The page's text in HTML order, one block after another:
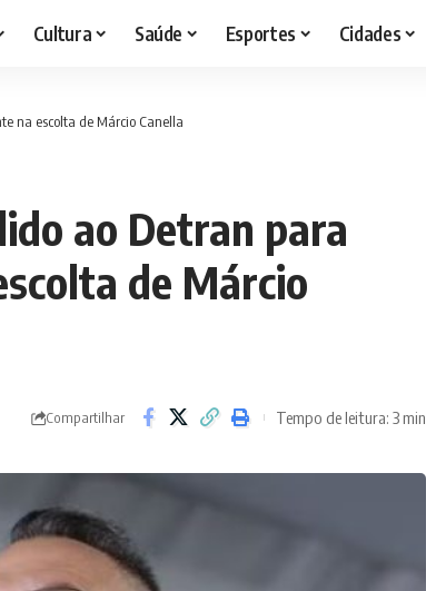
Cultura Saúde Esportes Cidades
na escolta de Márcio Canella
ao Detran para
de Márcio
Compartilhar Tempo de leitura: 3 min